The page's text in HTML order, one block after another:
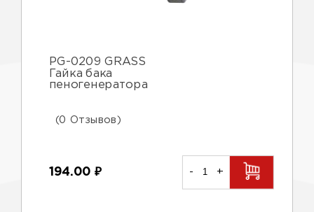
PG-0209 GRASS
Гайка бака
пеногенератора
(0 Отзывов)
194.00 ₽ - +